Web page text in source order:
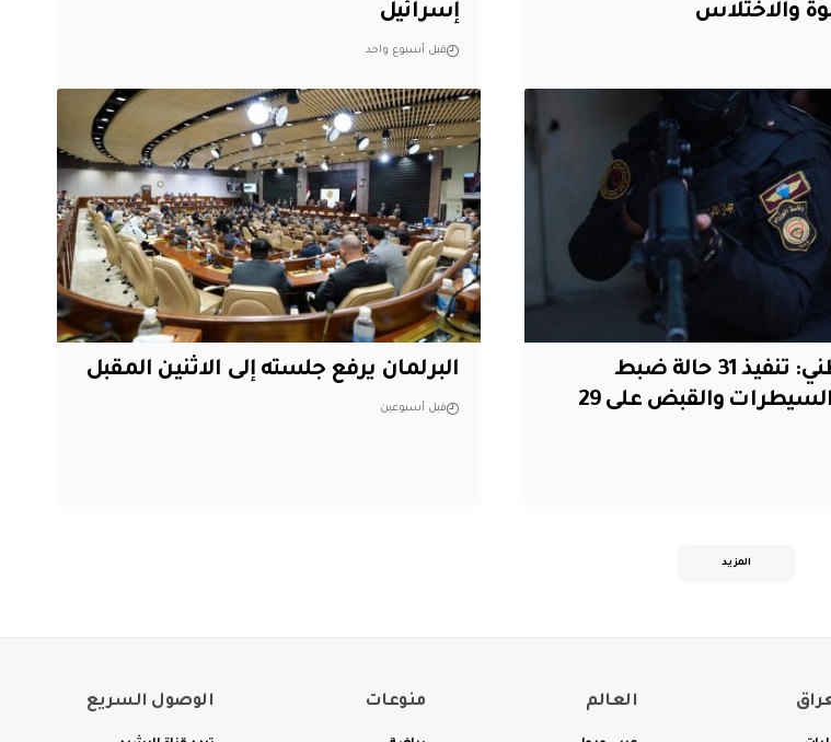
والاختلاس
إسرائيل
قبل أسبوع واحد
الأمن الوطني: تنفيذ 31 حالة ضبط
بالمنافذ والسيطرات والقبض على 29
البرلمان يرفع جلسته إلى الاثنين المقبل
قبل أسبوعين
المزيد
العالم منوعات الوصول السريع